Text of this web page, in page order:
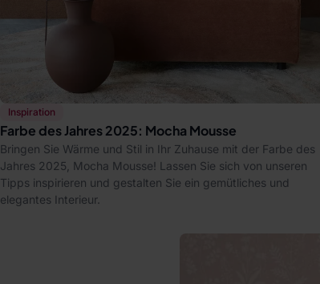
Inspiration
Farbe des Jahres 2025: Mocha Mousse
Bringen Sie Wärme und Stil in Ihr Zuhause mit der Farbe des
Jahres 2025, Mocha Mousse! Lassen Sie sich von unseren
Tipps inspirieren und gestalten Sie ein gemütliches und
elegantes Interieur.